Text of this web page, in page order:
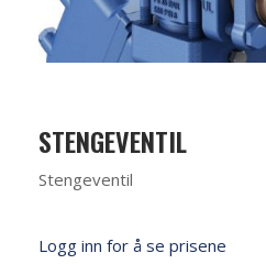
STENGEVENTIL
Stengeventil
Logg inn for å se prisene